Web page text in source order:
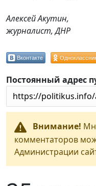
Алексей Акутин,
журналист, ДНР
Вконтакте
Постоянный адрес
Внимание!
комментаторов
Администрации